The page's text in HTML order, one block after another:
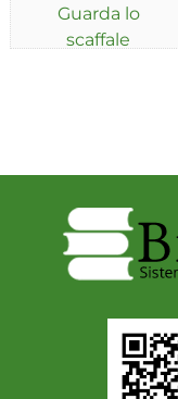
Guarda lo
scaffale